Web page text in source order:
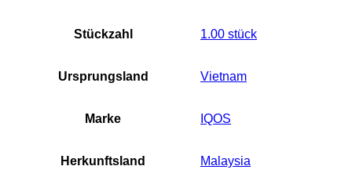
Stückzahl ‎1.00 stück
Ursprungsland ‎Vietnam
Marke IQOS
Herkunftsland ‎Malaysia